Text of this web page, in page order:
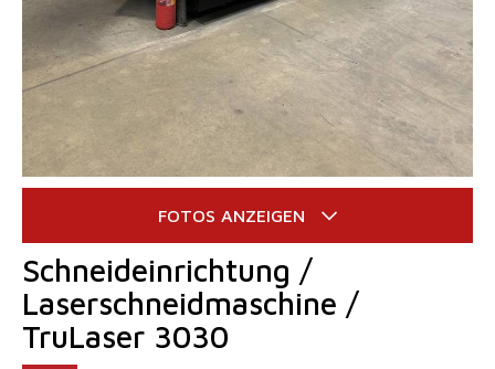
Schneideinrichtung /
Laserschneidmaschine /
TruLaser 3030